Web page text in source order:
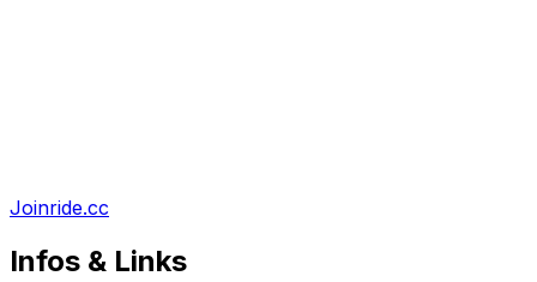
Joinride.cc
Infos & Links